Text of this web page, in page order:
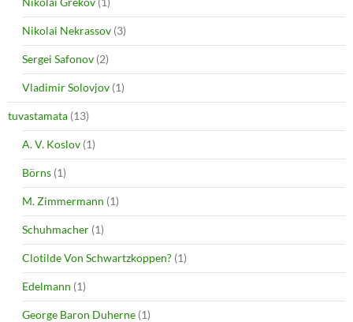
Nikolai Nekrassov (3)
Sergei Safonov (2)
Vladimir Solovjov (1)
tuvastamata (13)
A. V. Koslov (1)
Börns (1)
M. Zimmermann (1)
Schuhmacher (1)
Clotilde Von Schwartzkoppen? (1)
Edelmann (1)
George Baron Duherne (1)